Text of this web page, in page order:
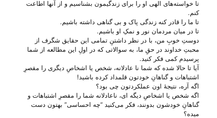
تا خواسته‌های الهی او را برای زندگیمون بشناسیم و از آنها اطاعت
کنم.
تا ما را قادر کنه زندگی پاک و بی‌ گناهی داشته باشیم.
تا در میان مردمان نور و نمکِ او باشیم.
دوستِ خوبِ من، با در نظر داشتنِ تمامی این حقایق شگرف از
محبتِ خداوند در حقِ ما، به سوالاتی که در اولِ این مطالعه از شما
پرسیدم کمی فکر کنید.
آیا تا حالا شده که شما نا عادلانه، شخص یا اشخاصِ دیگری را مقصرِ
اشتباهات و گناهانِ خودتون قلمداد کرده باشید!
اگه آره، نتیجهٔ اون عملکردتون چی‌ بود؟
اگه شخص یا اشخاصِ دیگه ای، ناعادلانه شما را مقصرِ اشتباهات و
گناهانِ خودشون بدونند، فکر می‌‌کنید “چه احساسی” بهتون دست
میده؟